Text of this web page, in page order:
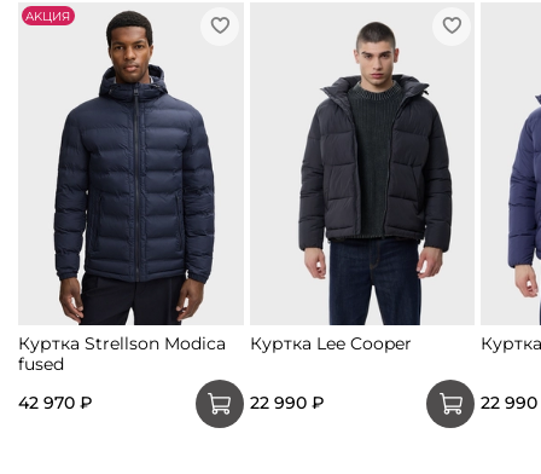
АKЦИЯ
Куртка Strellson Modica
fused
42 970 ₽
Куртка Lee Cooper
22 990 ₽ 22